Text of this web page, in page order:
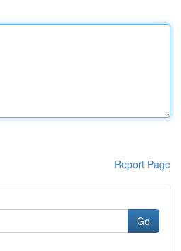
Report Page
Go